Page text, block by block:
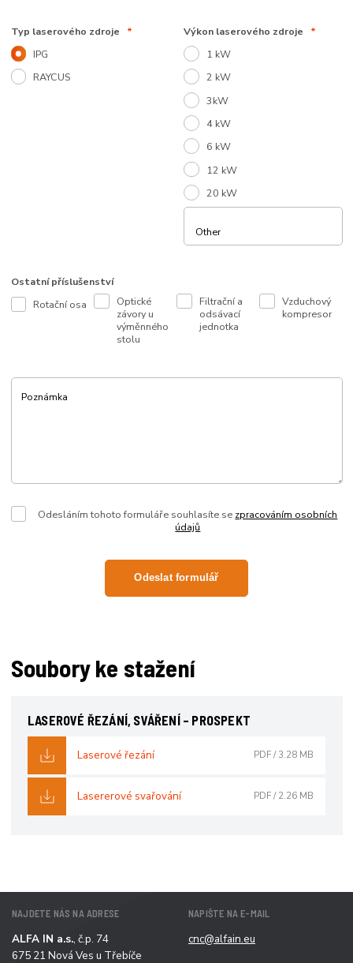
Typ laserového zdroje
*
IPG
RAYCUS
Výkon laserového zdroje
*
1 kW
2 kW
3kW
4 kW
6 kW
12 kW
20 kW
Ostatní příslušenství
Rotační osa
Optické
závory u
výměnného
stolu
Filtrační a
odsávací
jednotka
Vzduchový
kompresor
Poznámka
Odesláním tohoto formuláře souhlasíte se zpracováním osobních
údajů
Soubory ke stažení
LASEROVÉ ŘEZÁNÍ, SVÁŘENÍ – PROSPEKT
Laserové řezání PDF/3.28 MB
Lasererové svařování PDF/2.26 MB
NAJDETE NÁS NA ADRESE
ALFA IN a.s., č.p. 74
675 21 Nová Ves u Třebíče
NAPIŠTE NA E-MAIL
cnc@alfain.eu